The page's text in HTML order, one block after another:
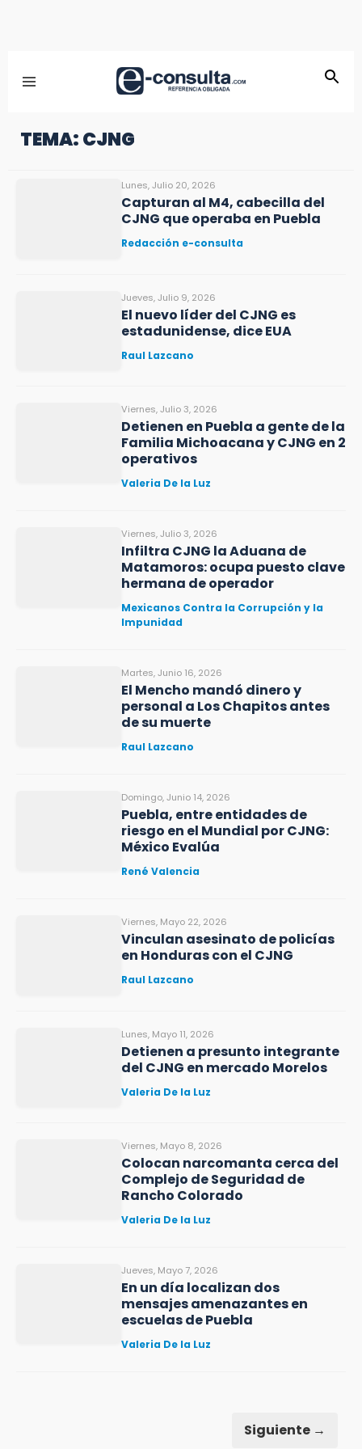
TEMA: CJNG
Lunes, Julio 20, 2026
Capturan al M4, cabecilla del
CJNG que operaba en Puebla
Redacción e-consulta
Jueves, Julio 9, 2026
El nuevo líder del CJNG es
estadunidense, dice EUA
Raul Lazcano
Viernes, Julio 3, 2026
Detienen en Puebla a gente de la
Familia Michoacana y CJNG en 2
operativos
Valeria De la Luz
Viernes, Julio 3, 2026
Infiltra CJNG la Aduana de
Matamoros: ocupa puesto clave
hermana de operador
Mexicanos Contra la Corrupción y la
Impunidad
Martes, Junio 16, 2026
El Mencho mandó dinero y
personal a Los Chapitos antes
de su muerte
Raul Lazcano
Domingo, Junio 14, 2026
Puebla, entre entidades de
riesgo en el Mundial por CJNG:
México Evalúa
René Valencia
Viernes, Mayo 22, 2026
Vinculan asesinato de policías
en Honduras con el CJNG
Raul Lazcano
Lunes, Mayo 11, 2026
Detienen a presunto integrante
del CJNG en mercado Morelos
Valeria De la Luz
Viernes, Mayo 8, 2026
Colocan narcomanta cerca del
Complejo de Seguridad de
Rancho Colorado
Valeria De la Luz
Jueves, Mayo 7, 2026
En un día localizan dos
mensajes amenazantes en
escuelas de Puebla
Valeria De la Luz
Siguiente →